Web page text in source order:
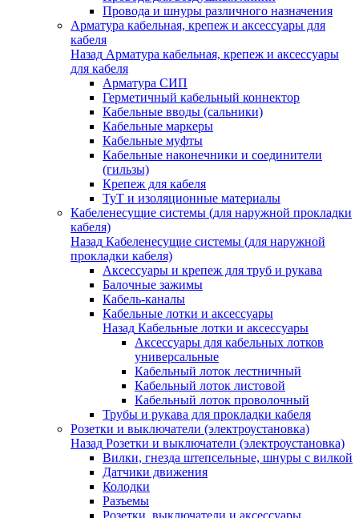
Провода и шнуры различного назначения
Арматура кабельная, крепеж и аксессуары для
кабеля
Назад Арматура кабельная, крепеж и аксессуары
для кабеля
Арматура СИП
Герметичный кабельный коннектор
Кабельные вводы (сальники)
Кабельные маркеры
Кабельные муфты
Кабельные наконечники и соединители
(гильзы)
Крепеж для кабеля
ТуТ и изоляционные материалы
Кабеленесущие системы (для наружной прокладки
кабеля)
Назад Кабеленесущие системы (для наружной
прокладки кабеля)
Аксессуары и крепеж для труб и рукава
Балочные зажимы
Кабель-каналы
Кабельные лотки и аксессуары
Назад Кабельные лотки и аксессуары
Аксессуары для кабельных лотков
универсальные
Кабельный лоток лестничный
Кабельный лоток листовой
Кабельный лоток проволочный
Трубы и рукава для прокладки кабеля
Розетки и выключатели (электроустановка)
Назад Розетки и выключатели (электроустановка)
Вилки, гнезда штепсельные, шнуры с вилкой
Датчики движения
Колодки
Разъемы
Розетки, выключатели и аксессуары